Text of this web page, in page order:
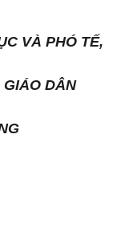
VÀ PHÓ TẾ,
DÂN